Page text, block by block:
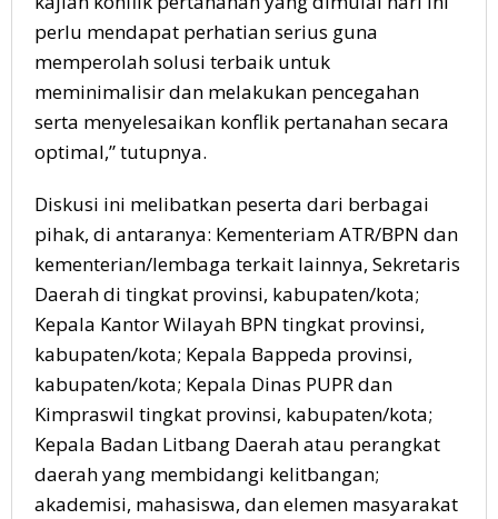
perlu mendapat perhatian serius guna
memperolah solusi terbaik untuk
meminimalisir dan melakukan pencegahan
serta menyelesaikan konflik pertanahan secara
optimal,” tutupnya.
Diskusi ini melibatkan peserta dari berbagai
pihak, di antaranya: Kementeriam ATR/BPN dan
kementerian/lembaga terkait lainnya, Sekretaris
Daerah di tingkat provinsi, kabupaten/kota;
Kepala Kantor Wilayah BPN tingkat provinsi,
kabupaten/kota; Kepala Bappeda provinsi,
kabupaten/kota; Kepala Dinas PUPR dan
Kimpraswil tingkat provinsi, kabupaten/kota;
Kepala Badan Litbang Daerah atau perangkat
daerah yang membidangi kelitbangan;
akademisi, mahasiswa, dan elemen masyarakat